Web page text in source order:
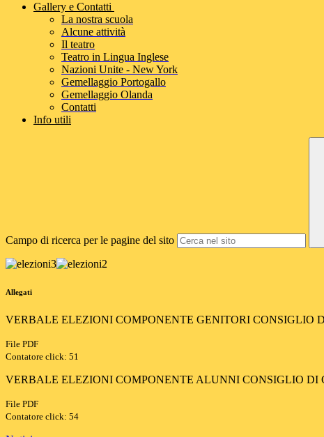
Gallery e Contatti
La nostra scuola
Alcune attività
Il teatro
Teatro in Lingua Inglese
Nazioni Unite - New York
Gemellaggio Portogallo
Gemellaggio Olanda
Contatti
Info utili
Campo di ricerca per le pagine del sito
Allegati
VERBALE ELEZIONI COMPONENTE GENITORI CONSIGLIO
File PDF
Contatore click: 51
VERBALE ELEZIONI COMPONENTE ALUNNI CONSIGLIO DI
File PDF
Contatore click: 54